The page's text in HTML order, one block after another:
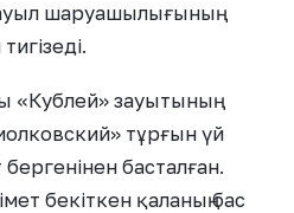
шаруашылығының
«Кублей» зауытының
тұрғын үй
басталған.
бекіткен қаланың бас